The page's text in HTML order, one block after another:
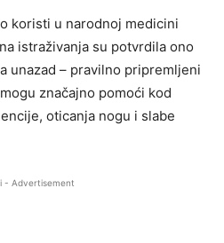
koristi u narodnoj medicini
istraživanja su potvrdila ono
unazad – pravilno pripremljeni
značajno pomoći kod
oticanja nogu i slabe
- Advertisement